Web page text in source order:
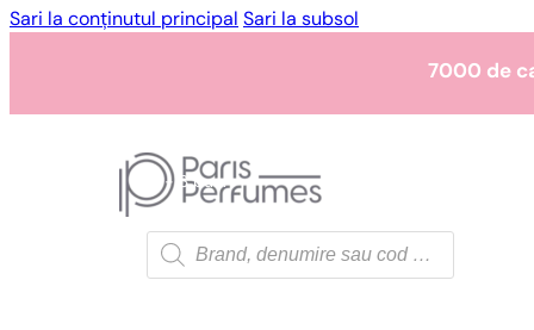
Sari la conținutul principal Sari la subsol
7000 de
1 - 3 buc.
Products
search